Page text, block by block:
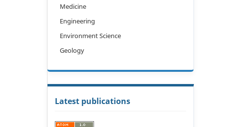
Medicine
Engineering
Environment Science
Geology
Latest publications